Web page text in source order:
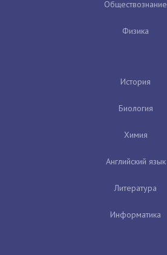
Обществознание
Физика
История
Биология
Химия
Английский язык
Литература
Информатика